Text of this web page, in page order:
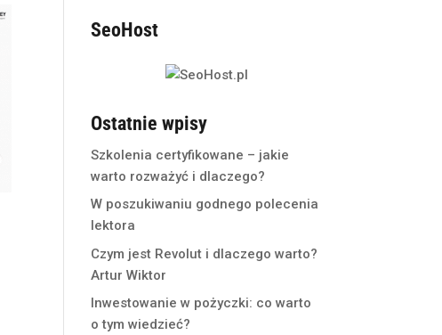
SeoHost
Ostatnie wpisy
Szkolenia certyfikowane – jakie
warto rozważyć i dlaczego?
W poszukiwaniu godnego polecenia
lektora
Czym jest Revolut i dlaczego warto?
Artur Wiktor
Inwestowanie w pożyczki: co warto
o tym wiedzieć?